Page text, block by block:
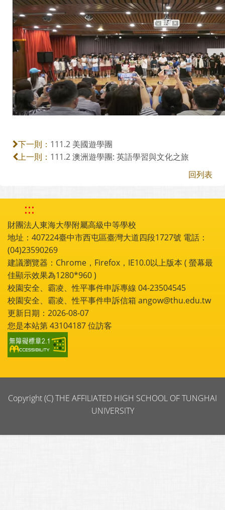
下一則： 111.2 美國遊學團
上一則： 111.2 澳洲遊學團: 英語學習與文化之旅
回列表
:::
財團法人東海大學附屬高級中等學校
地址：407224臺中市西屯區臺灣大道四段1727號 電話：
(04)23590269
建議瀏覽器：Chrome，Firefox，IE10.0以上版本 ( 螢幕最
佳顯示效果為1280*960 )
校園安全、霸凌、性平事件申訴專線 04-23504545
校園安全、霸凌、性平事件申訴信箱 angow@thu.edu.tw
更新日期：2026-08-07
您是本站第43104187位訪客
Copyright (C) THE AFFILIATED HIGH SCHOOL OF TUNGHAI
UNIVERSITY